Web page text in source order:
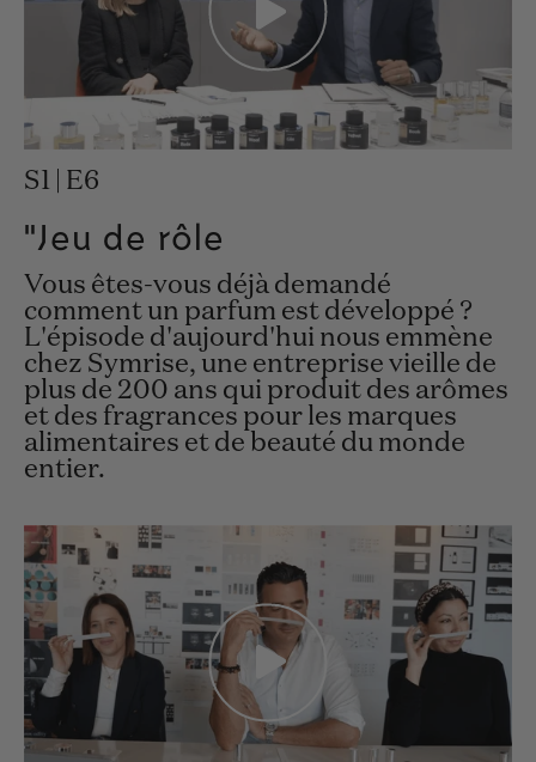
S1 | E6
"Jeu de rôle
Vous êtes-vous déjà demandé
comment un parfum est développé ?
L'épisode d'aujourd'hui nous emmène
chez Symrise, une entreprise vieille de
plus de 200 ans qui produit des arômes
et des fragrances pour les marques
alimentaires et de beauté du monde
entier.